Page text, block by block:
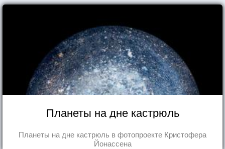
Планеты на дне кастрюль
Планеты на дне кастрюль в фотопроекте Кристофера
Йонассена